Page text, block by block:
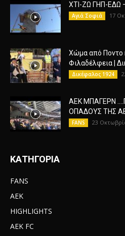
ΧΤΙ-ΖΩ ΓΗΠ-ΕΔΩ
Αγιά Σοφιά 17
Χώμα από Ποντο
Φιλαδέλφεια |
Δικέφαλος 1924
ΑΕΚ ΜΠΑΓΕΡΝ
ΟΠΑΔΟΥΣ ΤΗΣ
FANS 23
ΚΑΤΗΓΟΡΙΑ
FANS
AEK
HIGHLIGHTS
AEK FC